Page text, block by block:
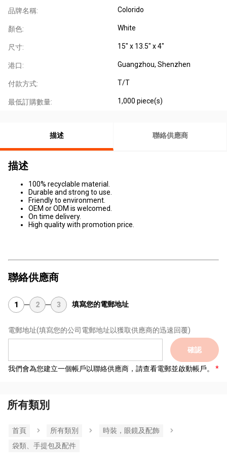
品牌名稱: Colorido
顏色: White
尺寸: 15" x 13.5" x 4"
港口: Guangzhou, Shenzhen
付款方式: T/T
最低訂購數量: 1,000 piece(s)
描述 聯絡供應商
描述
100% recyclable material.
Durable and strong to use.
Friendly to environment.
OEM or ODM is welcomed.
On time delivery.
High quality with promotion price.
聯絡供應商
1 2 3 填寫您的電郵地址
電郵地址(填寫您的公司電郵地址以獲取供應商的迅速回覆)
確認
我們會為您建立一個帳戶以聯絡供應商，請查看電郵並啟動帳戶。
所有類別
首頁 所有類別
時裝，眼鏡及配飾
袋類、手提包及配件